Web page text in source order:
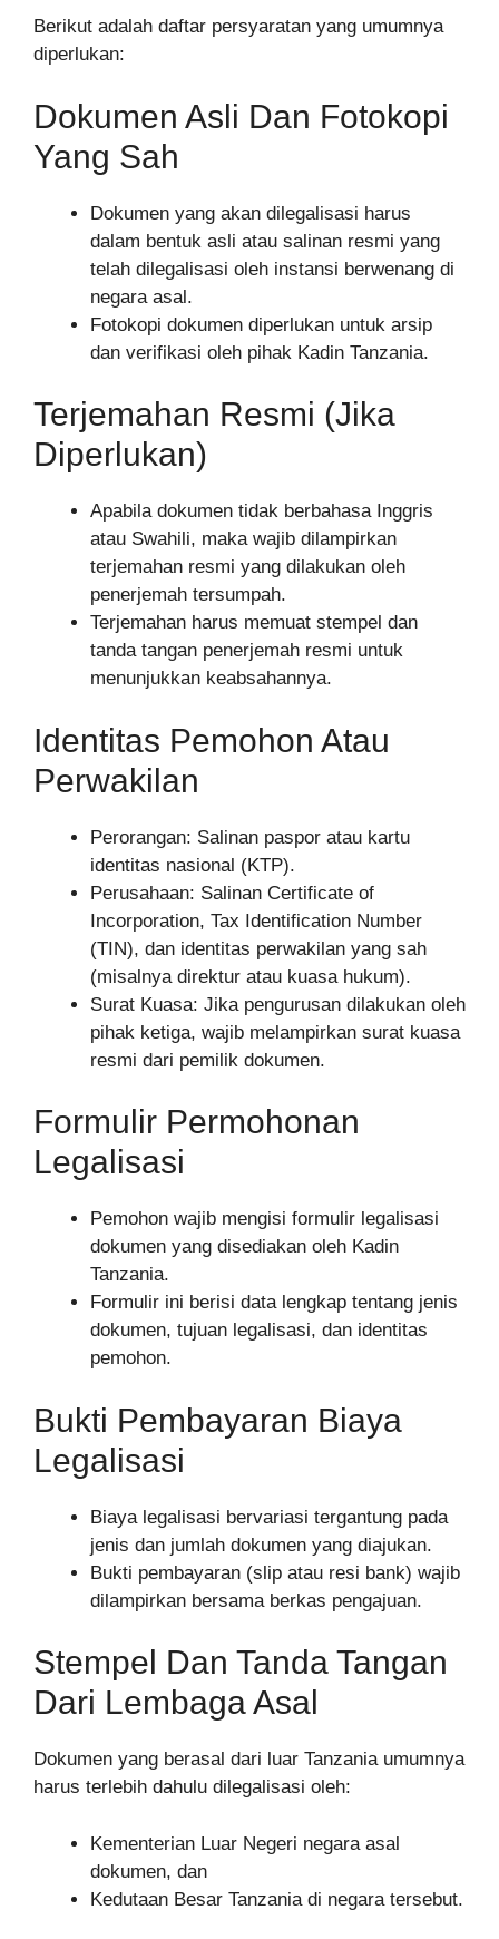
Berikut adalah daftar persyaratan yang umumnya
diperlukan:
Dokumen Asli Dan Fotokopi
Yang Sah
Dokumen yang akan dilegalisasi harus
dalam bentuk asli atau salinan resmi yang
telah dilegalisasi oleh instansi berwenang di
negara asal.
Fotokopi dokumen diperlukan untuk arsip
dan verifikasi oleh pihak Kadin Tanzania.
Terjemahan Resmi (Jika
Diperlukan)
Apabila dokumen tidak berbahasa Inggris
atau Swahili, maka wajib dilampirkan
terjemahan resmi yang dilakukan oleh
penerjemah tersumpah.
Terjemahan harus memuat stempel dan
tanda tangan penerjemah resmi untuk
menunjukkan keabsahannya.
Identitas Pemohon Atau
Perwakilan
Perorangan: Salinan paspor atau kartu
identitas nasional (KTP).
Perusahaan: Salinan Certificate of
Incorporation, Tax Identification Number
(TIN), dan identitas perwakilan yang sah
(misalnya direktur atau kuasa hukum).
Surat Kuasa: Jika pengurusan dilakukan oleh
pihak ketiga, wajib melampirkan surat kuasa
resmi dari pemilik dokumen.
Formulir Permohonan
Legalisasi
Pemohon wajib mengisi formulir legalisasi
dokumen yang disediakan oleh Kadin
Tanzania.
Formulir ini berisi data lengkap tentang jenis
dokumen, tujuan legalisasi, dan identitas
pemohon.
Bukti Pembayaran Biaya
Legalisasi
Biaya legalisasi bervariasi tergantung pada
jenis dan jumlah dokumen yang diajukan.
Bukti pembayaran (slip atau resi bank) wajib
dilampirkan bersama berkas pengajuan.
Stempel Dan Tanda Tangan
Dari Lembaga Asal
Dokumen yang berasal dari luar Tanzania umumnya
harus terlebih dahulu dilegalisasi oleh:
Kementerian Luar Negeri negara asal
dokumen, dan
Kedutaan Besar Tanzania di negara tersebut.